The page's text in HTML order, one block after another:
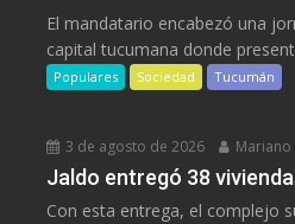
El mandatario encabezó una
capital tucumana donde
Populares Sociedad Tucumán
3 de agosto de 2026 Mariano
Jaldo entregó 38
Con esta entrega, el complejo